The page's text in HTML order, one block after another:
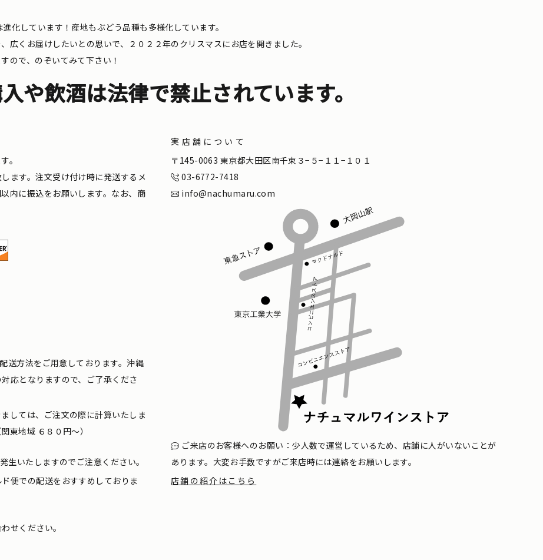
化しています！産地もぶどう品種も多様化しています。
広くお届けしたいとの思いで、２０２２年のクリスマスにお店を開きました。
ので、のぞいてみて下さい！
や飲酒は法律で禁止されています。
。
ます。注文受け付け時に発送するメ
内に振込をお願いします。なお、商
送方法をご用意しております。沖縄
応となりますので、ご了承くださ
しては、ご注文の際に計算いたしま
東地域 ６８０円〜）
生いたしますのでご注意ください。
便での配送をおすすめしておりま
せください。
実店舗について
〒145-0063 東京都大田区南千束３−５−１１−１０１
03-6772-7418
info@nachumaru.com
ご来店のお客様へのお願い：少人数で運営しているため、店舗に人がいないことが
あります。大変お手数ですがご来店時には連絡をお願いします。
店舗の紹介はこちら